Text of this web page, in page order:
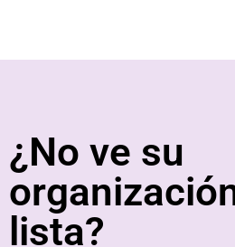
¿No ve su
lista?